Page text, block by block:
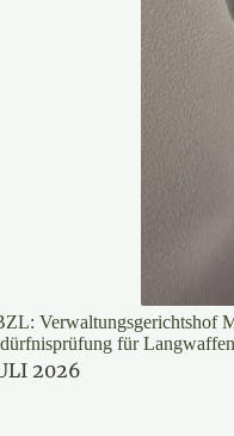
Verwaltungsgerichtshof
für
2026